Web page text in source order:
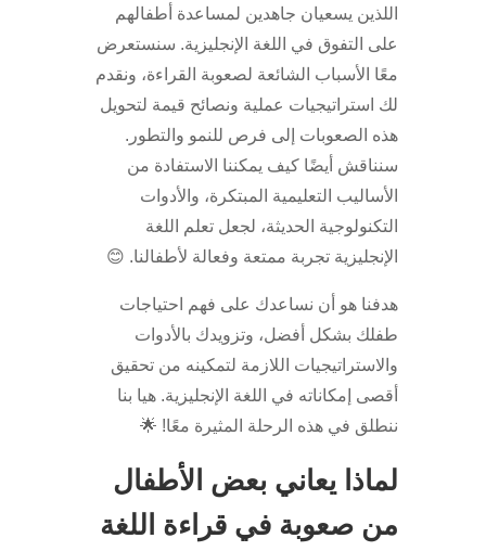
اللذين يسعيان جاهدين لمساعدة أطفالهم
على التفوق في اللغة الإنجليزية. سنستعرض
معًا الأسباب الشائعة لصعوبة القراءة، ونقدم
لك استراتيجيات عملية ونصائح قيمة لتحويل
هذه الصعوبات إلى فرص للنمو والتطور.
سنناقش أيضًا كيف يمكننا الاستفادة من
الأساليب التعليمية المبتكرة، والأدوات
التكنولوجية الحديثة، لجعل تعلم اللغة
الإنجليزية تجربة ممتعة وفعالة لأطفالنا. 😊
هدفنا هو أن نساعدك على فهم احتياجات
طفلك بشكل أفضل، وتزويدك بالأدوات
والاستراتيجيات اللازمة لتمكينه من تحقيق
أقصى إمكاناته في اللغة الإنجليزية. هيا بنا
ننطلق في هذه الرحلة المثيرة معًا! 🌟
لماذا يعاني بعض الأطفال
من صعوبة في قراءة اللغة